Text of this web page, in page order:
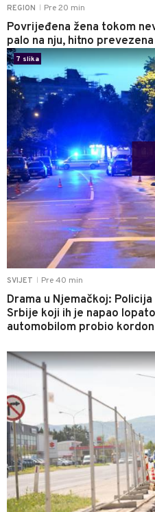
REGION Pre 20 min
Povrijeđena žena tokom
palo na nju, hitno
SVIJET Pre 40 min
Drama u Njemačkoj:
Srbije koji ih je napao
automobilom probio kordon
7 slika